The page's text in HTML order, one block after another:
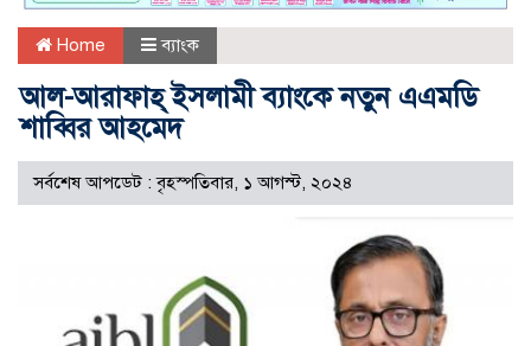
Home ব্যাংক
আল-আরাফাহ্ ইসলামী ব্যাংকে নতুন এএমডি
শাব্বির আহমেদ
সর্বশেষ আপডেট : বৃহস্পতিবার, ১ আগস্ট, ২০২৪